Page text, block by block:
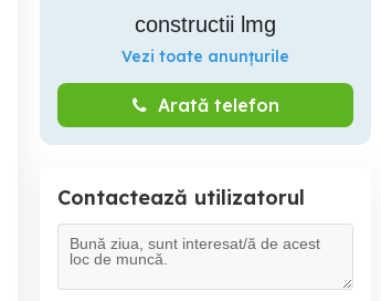
constructii lmg
Vezi toate anunțurile
Arată telefon
Contactează utilizatorul